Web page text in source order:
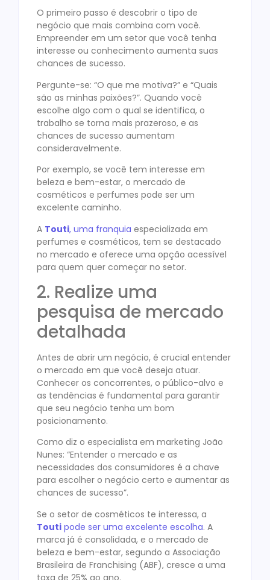
O primeiro passo é descobrir o tipo de
negócio que mais combina com você.
Empreender em um setor que você tenha
interesse ou conhecimento aumenta suas
chances de sucesso.
Pergunte-se: “O que me motiva?” e “Quais
são as minhas paixões?”. Quando você
escolhe algo com o qual se identifica, o
trabalho se torna mais prazeroso, e as
chances de sucesso aumentam
consideravelmente.
Por exemplo, se você tem interesse em
beleza e bem-estar, o mercado de
cosméticos e perfumes pode ser um
excelente caminho.
A Touti, uma franquia especializada em
perfumes e cosméticos, tem se destacado
no mercado e oferece uma opção acessível
para quem quer começar no setor.
2. Realize uma
pesquisa de mercado
detalhada
Antes de abrir um negócio, é crucial entender
o mercado em que você deseja atuar.
Conhecer os concorrentes, o público-alvo e
as tendências é fundamental para garantir
que seu negócio tenha um bom
posicionamento.
Como diz o especialista em marketing João
Nunes: “Entender o mercado e as
necessidades dos consumidores é a chave
para escolher o negócio certo e aumentar as
chances de sucesso”.
Se o setor de cosméticos te interessa, a
Touti pode ser uma excelente escolha. A
marca já é consolidada, e o mercado de
beleza e bem-estar, segundo a Associação
Brasileira de Franchising (ABF), cresce a uma
taxa de 25% ao ano.